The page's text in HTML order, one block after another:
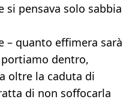
si pensava solo sabbia
– quanto effimera sarà
dentro,
oltre la caduta di
di non soffocarla